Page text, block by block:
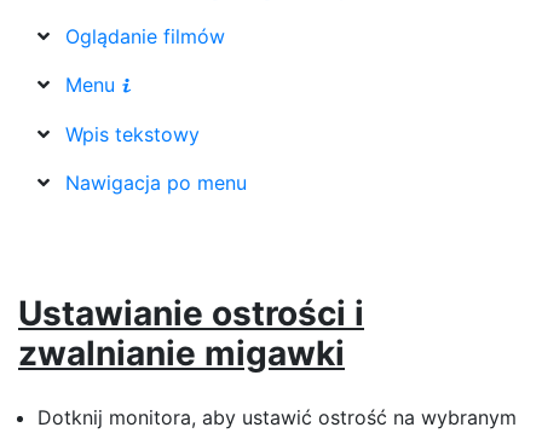
Oglądanie filmów
Menu i
Wpis tekstowy
Nawigacja po menu
Ustawianie ostrości i
zwalnianie migawki
Dotknij monitora, aby ustawić ostrość na wybranym